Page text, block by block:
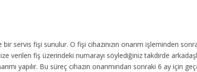
servis fişi sunulur. O fişi cihazınızın onarım işleminden
verilen fiş üzerindeki numarayı söylediğiniz takdirde
yapılır. Bu süreç cihazın onarımından sonraki 6 ay için